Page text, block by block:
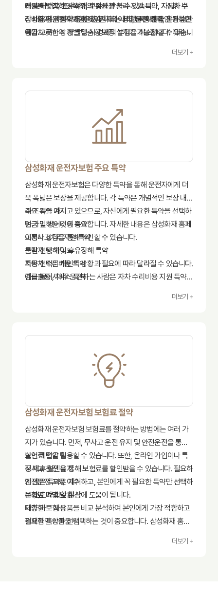
을 통해 더욱 포괄적인 보장을 받을 수 있습니다. 자세한 보
장 내용은 삼성화재 홈페이지 또는 상담을 통해 확인 가능합
니다.
비용을 보장하는 특약, 교통사고 처리 지원 특약, 자동차 수
리비용 지원 특약 등이 있습니다. 이러한 특약들을 활용하면
예기치 못한 상황 발생 시 경제적 부담을 최소화할 수 있습니
개인별 맞춤 보장 설계의 중요성
삼성화재 운전자보험은 운전자의 나이, 운전 경력, 운전 습관
등을 고려하여 개별 맞춤형 보장 설계가 가능합니다. 따라서
더보기 +
삼성화재 운전자보험 주요 특약
삼성화재 운전자보험은 다양한 특약을 통해 운전자에게 더
욱 폭넓은 보장을 제공합니다. 각 특약은 개별적인 보장 내용
과 조건을 가지고 있으므로, 자신에게 필요한 특약을 선택하
여 가입하는 것이 중요합니다. 자세한 내용은 삼성화재 홈페
이지나 상담을 통해 확인할 수 있습니다.
주요 특약 예시
벌금 및 방어비용 특약
교통사고처리지원 특약
운전자 상해 및 후유장해 특약
자동차 수리비용 특약
긴급출동 서비스 특약
특약 선택 가이드
특약 선택은 개인의 상황과 필요에 따라 달라질 수 있습니다.
예를 들어, 자주 운전하는 사람은 자차 수리비용 지원 특약
더보기 +
삼성화재 운전자보험 보험료 절약
삼성화재 운전자보험 보험료를 절약하는 방법에는 여러 가
지가 있습니다. 먼저, 무사고 운전 유지 및 안전운전을 통한
할인 혜택을 활용할 수 있습니다. 또한, 온라인 가입이나 특
정 제휴 할인을 통해 보험료를 할인받을 수 있습니다. 필요하
지 않은 특약은 제거하고, 본인에게 꼭 필요한 특약만 선택하
는 것도 보험료 절감에 도움이 됩니다.
보험료 절약 팁
무사고 운전 유지
안전운전 교육 이수
온라인 가입 활용
제휴 카드 사용
필요한 특약만 선택
보험료 비교 및 분석
다양한 보험 상품을 비교 분석하여 본인에게 가장 적합하고
경제적인 상품을 선택하는 것이 중요합니다. 삼성화재 홈페
더보기 +